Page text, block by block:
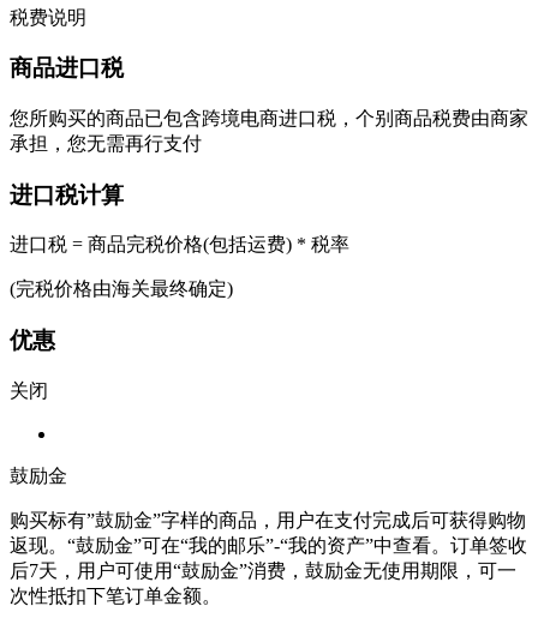
税费说明
商品进口税
您所购买的商品已包含跨境电商进口税，个别商品税费由商家
承担，您无需再行支付
进口税计算
进口税 = 商品完税价格(包括运费) * 税率
(完税价格由海关最终确定)
优惠
关闭
鼓励金
购买标有”鼓励金”字样的商品，用户在支付完成后可获得购物
返现。“鼓励金”可在“我的邮乐”-“我的资产”中查看。订单签收
后7天，用户可使用“鼓励金”消费，鼓励金无使用期限，可一
次性抵扣下笔订单金额。